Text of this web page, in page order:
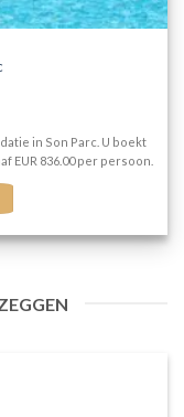
in Son Parc. U boekt
EUR 836.00 per persoon.